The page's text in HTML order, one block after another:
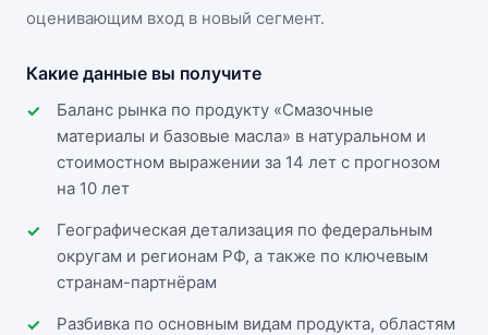
оценивающим вход в новый сегмент.
Какие данные вы получите
Баланс рынка по продукту «Смазочные
материалы и базовые масла» в натуральном и
стоимостном выражении за 14 лет с прогнозом
на 10 лет
Географическая детализация по федеральным
округам и регионам РФ, а также по ключевым
странам-партнёрам
Разбивка по основным видам продукта, областям